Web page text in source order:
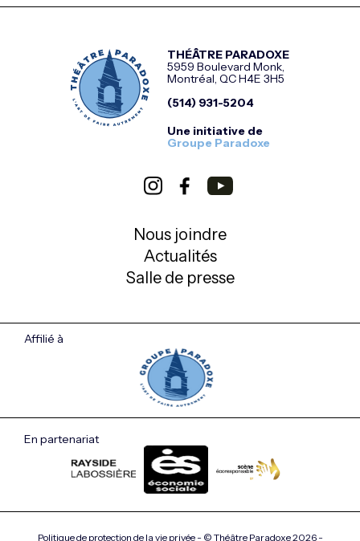
THÉÂTRE PARADOXE
5959 Boulevard Monk,
Montréal, QC H4E 3H5
(514) 931-5204
Une initiative de
Groupe Paradoxe
Nous joindre
Actualités
Salle de presse
Affilié à
En partenariat
Politique de protection de la vie privée- © Théâtre Paradoxe2026-